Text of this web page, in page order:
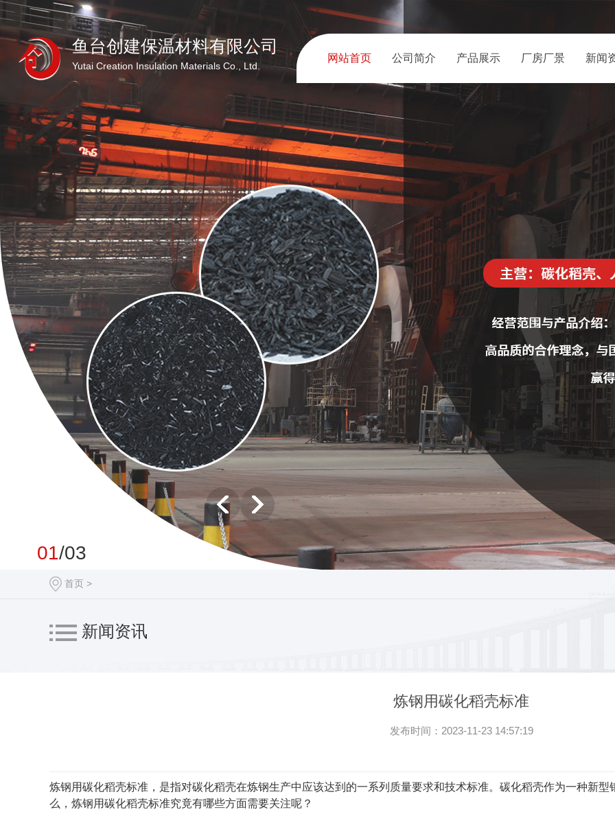
鱼台创建保温材料有限公司
Yutai Creation Insulation Materials Co., Ltd.
网站首页 公司简介 产品展示 厂房厂景 新闻
01/03
首页 >
新闻资讯
炼钢用碳化稻壳标准
发布时间：2023-11-23 14:57:19
炼钢用碳化稻壳标准，是指对碳化稻壳在炼钢生产中应该达到的一系列质量要求和技术标准。碳化稻壳作为一种新
么，炼钢用碳化稻壳标准究竟有哪些方面需要关注呢？